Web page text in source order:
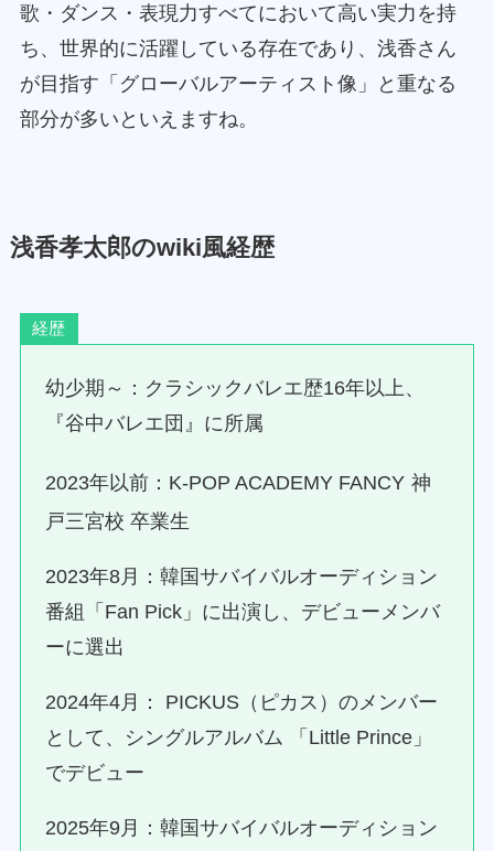
歌・ダンス・表現力すべてにおいて高い実力を持
ち、世界的に活躍している存在であり、浅香さん
が目指す「グローバルアーティスト像」と重なる
部分が多いといえますね。
浅香孝太郎のwiki風経歴
経歴
幼少期～：クラシックバレエ歴16年以上、
『谷中バレエ団』に所属
2023年以前：K‑POP ACADEMY FANCY 神
戸三宮校 卒業生
2023年8月：韓国サバイバルオーディション
番組「Fan Pick」に出演し、デビューメンバ
ーに選出
2024年4月： PICKUS（ピカス）のメンバー
として、シングルアルバム 「Little Prince」
でデビュー
2025年9月：韓国サバイバルオーディション